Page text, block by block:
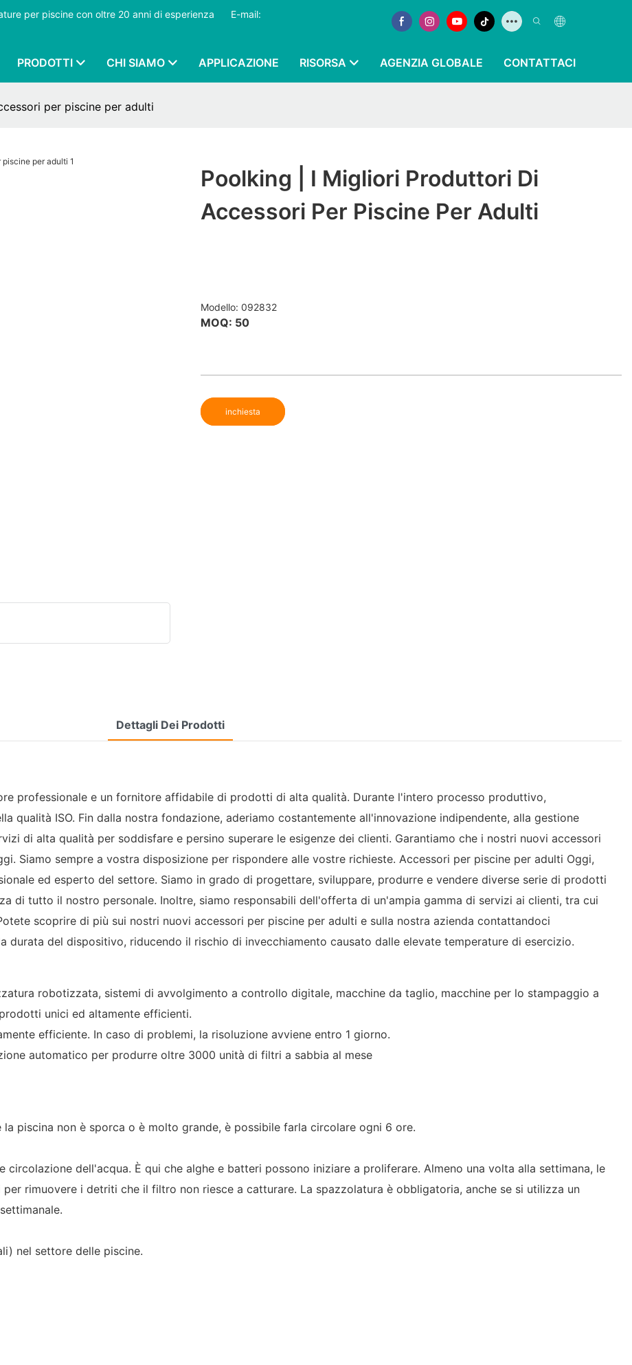
per piscine con oltre 20 anni di esperienza
E-mail:
PRODOTTI CHI SIAMO APPLICAZIONE RISORSA AGENZIA GLOBALE CONTATTACI
per piscine per adulti
Poolking | I Migliori Produttori Di
Accessori Per Piscine Per Adulti
Modello: 092832
MOQ: 50
inchiesta
Dettagli Dei Prodotti
professionale e un fornitore affidabile di prodotti di alta qualità. Durante l'intero processo produttivo,
qualità ISO. Fin dalla nostra fondazione, aderiamo costantemente all'innovazione indipendente, alla gestione
di alta qualità per soddisfare e persino superare le esigenze dei clienti. Garantiamo che i nostri nuovi accessori
Siamo sempre a vostra disposizione per rispondere alle vostre richieste. Accessori per piscine per adulti Oggi,
ed esperto del settore. Siamo in grado di progettare, sviluppare, produrre e vendere diverse serie di prodotti
di tutto il nostro personale. Inoltre, siamo responsabili dell'offerta di un'ampia gamma di servizi ai clienti, tra cui
scoprire di più sui nostri nuovi accessori per piscine per adulti e sulla nostra azienda contattandoci
del dispositivo, riducendo il rischio di invecchiamento causato dalle elevate temperature di esercizio.
robotizzata, sistemi di avvolgimento a controllo digitale, macchine da taglio, macchine per lo stampaggio a
unici ed altamente efficienti.
efficiente. In caso di problemi, la risoluzione avviene entro 1 giorno.
automatico per produrre oltre 3000 unità di filtri a sabbia al mese
piscina non è sporca o è molto grande, è possibile farla circolare ogni 6 ore.
circolazione dell'acqua. È qui che alghe e batteri possono iniziare a proliferare. Almeno una volta alla settimana, le
rimuovere i detriti che il filtro non riesce a catturare. La spazzolatura è obbligatoria, anche se si utilizza un
nel settore delle piscine.